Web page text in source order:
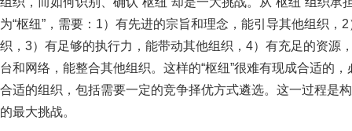
为“枢纽”，需要：1）有先进的宗旨和理念，能引导其他组织，
织，3）有足够的执行力，能带动其他组织，4）有充足的资源
台和网络，能整合其他组织。这样的“枢纽”很难有现成合适的
合适的组织，包括需要一定的竞争择优方式遴选。这一过程是
的最大挑战。